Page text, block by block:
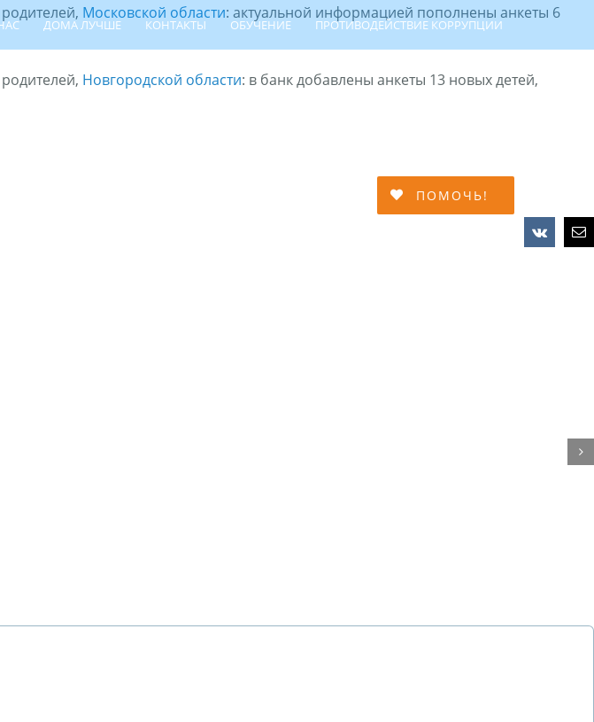
ДОМА ЛУЧШЕ КОНТАКТЫ ОБУЧЕНИЕ ПРОТИВОДЕЙСТВИЕ КОРРУПЦИИ
ПОМОЧЬ!
Московской области: актуальной информацией пополнены анкеты 6
Новгородской области: в банк добавлены анкеты 13 новых детей,
Vk